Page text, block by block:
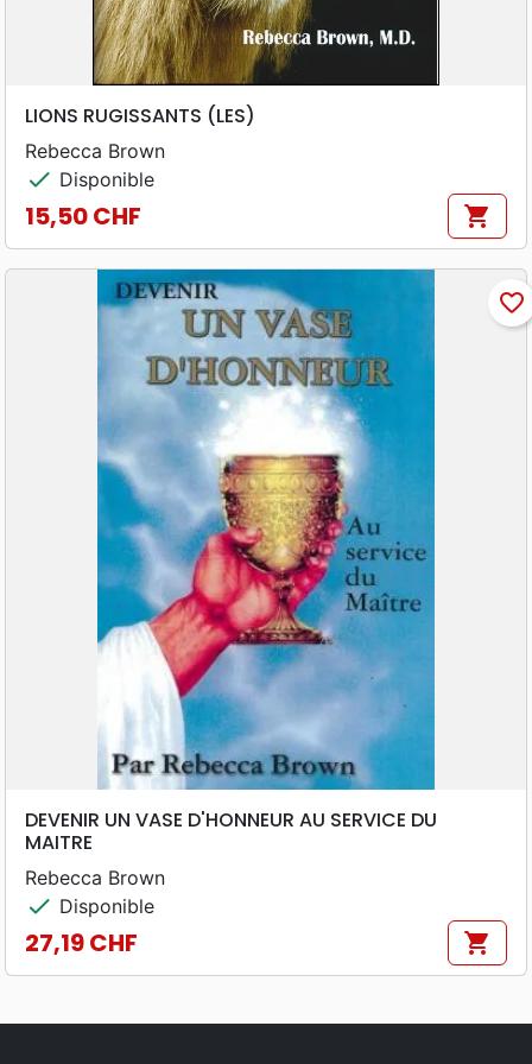
LIONS RUGISSANTS (LES)
Rebecca Brown
check Disponible
Prix
15,50 CHF shopping_cart
favorite_border
DEVENIR UN VASE D'HONNEUR AU SERVICE DU
MAITRE
Rebecca Brown
check Disponible
Prix
27,19 CHF shopping_cart